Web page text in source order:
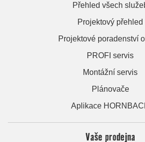
Přehled všech
Projektový přehled
Projektové poradenství
PROFI servis
Montážní servis
Plánovače
Aplikace
Vaše prodejna